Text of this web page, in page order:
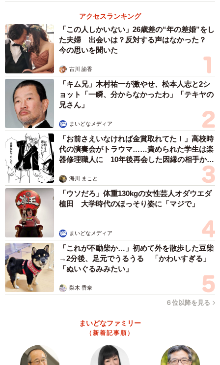
アクセスランキング
「この人しかいない」26歳差の“年の差婚”をし
た夫婦 出会いは？反対する声はなかった？
今の思いを聞いた
古川 諭香
「キム兄」木村祐一が激やせ、松本人志と2シ
ョット「一瞬、分からなかったわ」「テキヤの
兄さん」
まいどなメディア
「お前さえいなければ金賞取れてた！」高校時
代の演奏会がトラウマ……責められた学生は楽
器修理職人に 10年後再会した因縁の相手から
海川 まこと
「ウソだろ」体重130kgの女性芸人オダウエダ
植田 大学時代のほっそり姿に「マジで」
まいどなメディア
「これが不動柴か…」初めて外を散歩した豆柴
→2分後、足元でうるうる 「かわいすぎる」
「ぬいぐるみみたい」
梨木 香奈
６位以降を見る
まいどなファミリー
（新着記事順）